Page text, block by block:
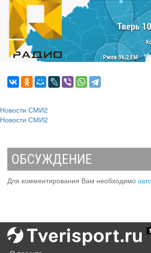
Новости СМИ2
Новости СМИ2
ОБСУЖДЕНИЕ
Для комментирования Вам необходимо